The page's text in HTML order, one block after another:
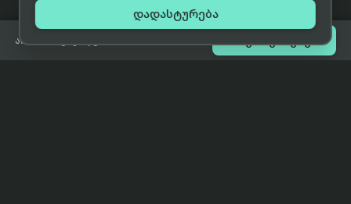
არ არის გაყიდვაში შეთავაზებები
დადასტურება